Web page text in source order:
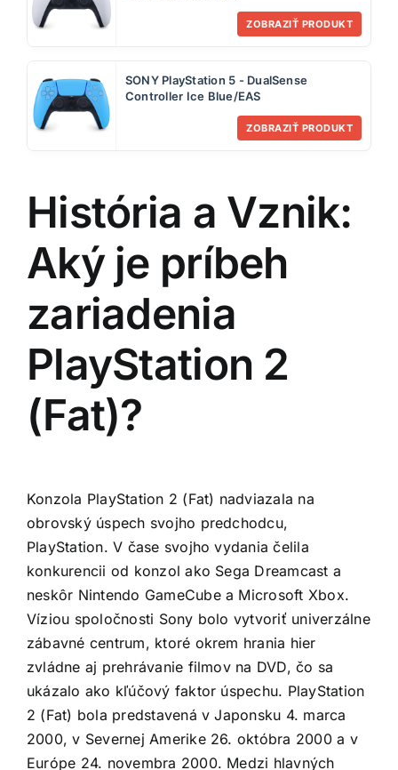
ZOBRAZIŤ PRODUKT
SONY PlayStation 5 - DualSense
Controller Ice Blue/EAS
ZOBRAZIŤ PRODUKT
História a Vznik:
Aký je príbeh
zariadenia
PlayStation 2
(Fat)?
Konzola PlayStation 2 (Fat) nadviazala na
obrovský úspech svojho predchodcu,
PlayStation. V čase svojho vydania čelila
konkurencii od konzol ako Sega Dreamcast a
neskôr Nintendo GameCube a Microsoft Xbox.
Víziou spoločnosti Sony bolo vytvoriť univerzálne
zábavné centrum, ktoré okrem hrania hier
zvládne aj prehrávanie filmov na DVD, čo sa
ukázalo ako kľúčový faktor úspechu. PlayStation
2 (Fat) bola predstavená v Japonsku 4. marca
2000, v Severnej Amerike 26. októbra 2000 a v
Európe 24. novembra 2000. Medzi hlavných